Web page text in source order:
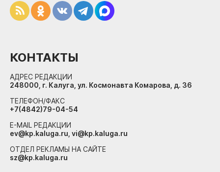
КОНТАКТЫ
АДРЕС РЕДАКЦИИ
248000, г. Калуга, ул. Космонавта Комарова, д. 36
ТЕЛЕФОН/ФАКС
+7(4842)79-04-54
E-MAIL РЕДАКЦИИ
ev@kp.kaluga.ru, vi@kp.kaluga.ru
ОТДЕЛ РЕКЛАМЫ НА САЙТЕ
sz@kp.kaluga.ru